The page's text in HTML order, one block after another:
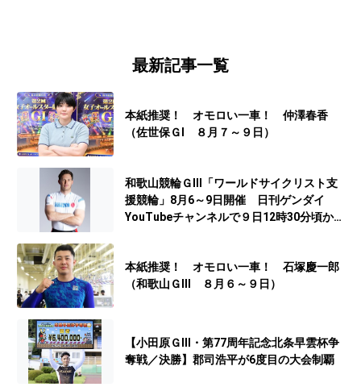
最新記事一覧
本紙推奨！ オモロい一車！ 仲澤春香
（佐世保ＧⅠ ８月７～９日）
和歌山競輪ＧⅢ「ワールドサイクリスト支
援競輪」8月6～9日開催 日刊ゲンダイ
YouTubeチャンネルで９日12時30分頃から
本紙推奨！ オモロい一車！ 石塚慶一郎
（和歌山ＧⅢ ８月６～９日）
【小田原ＧⅢ・第77周年記念北条早雲杯争
奪戦／決勝】郡司浩平が6度目の大会制覇